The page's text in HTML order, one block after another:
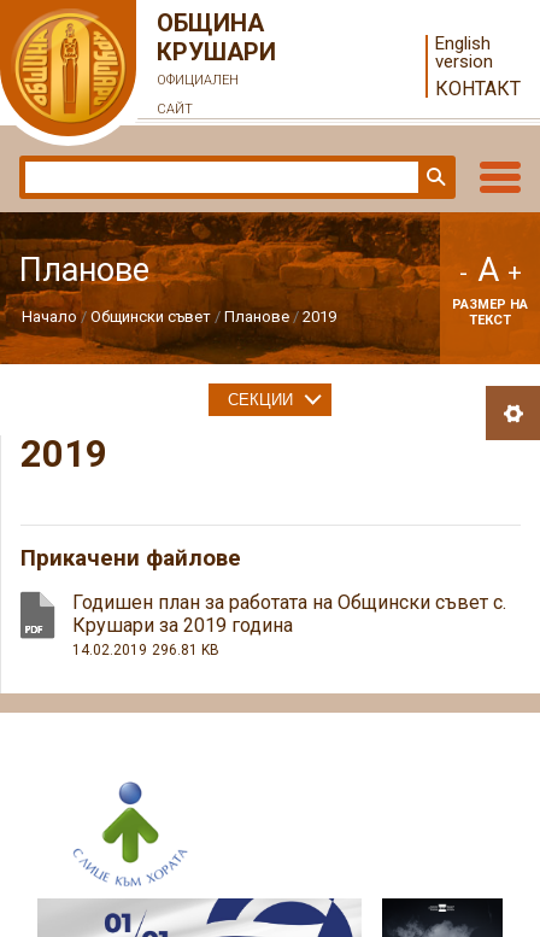
ОБЩИНА
КРУШАРИ
ОФИЦИАЛЕН
САЙТ
English
version
КОНТАКТ
Планове
Начало Общински съвет Планове 2019
- A +
РАЗМЕР НА
ТЕКСТ
2019
Прикачени файлове
Годишен план за работата на Общински съвет с.
Крушари за 2019 година
14.02.2019 296.81 KB
СЕКЦИИ